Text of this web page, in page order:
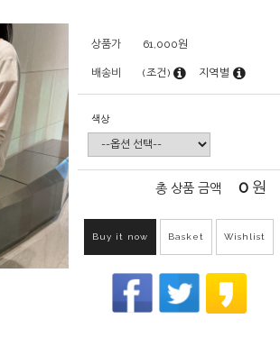
상품가 61,000원
배송비 (조건) 지역별
색상
총 상품 금액 0 원
Buy it now Basket Wishlist